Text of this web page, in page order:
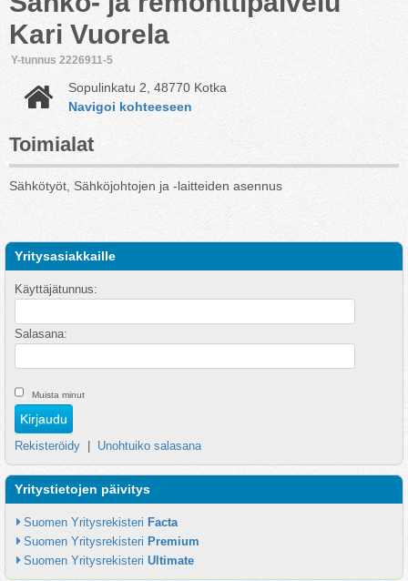
Kari Vuorela
Y-tunnus 2226911-5
Sopulinkatu 2, 48770 Kotka
Navigoi kohteeseen
Toimialat
Sähkötyöt, Sähköjohtojen ja -laitteiden asennus
Yritysasiakkaille
Käyttäjätunnus:
Salasana:
Muista minut
Rekisteröidy Unohtuiko salasana
Yritystietojen päivitys
Suomen Yritysrekisteri Facta
Suomen Yritysrekisteri Premium
Suomen Yritysrekisteri Ultimate